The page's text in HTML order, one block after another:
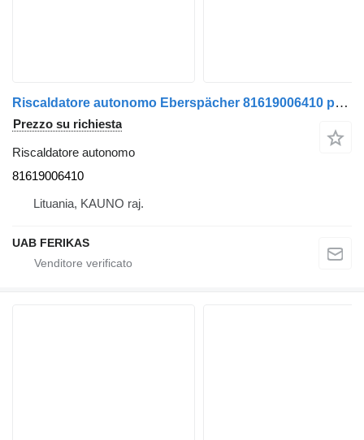
Riscaldatore autonomo Eberspächer 81619006410 per trattore stradale MAN TGX
Prezzo su richiesta
Riscaldatore autonomo
81619006410
Lituania, KAUNO raj.
UAB FERIKAS